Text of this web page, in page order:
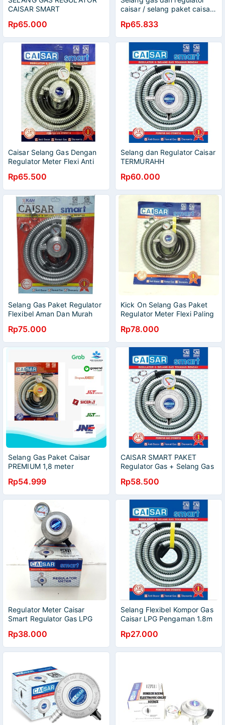
CAISAR SMART
Rp65.000
caisar / selang paket caisar /
Rp65.833
Caisar Selang Gas Dengan
Regulator Meter Flexi Anti
Rp65.500
Selang dan Regulator Caisar
TERMURAHH
Rp60.000
Selang Gas Paket Regulator
Flexibel Aman Dan Murah
Rp75.000
Kick On Selang Gas Paket
Regulator Meter Flexi Paling
Rp78.000
Selang Gas Paket Caisar
PREMIUM 1,8 meter
Rp54.999
CAISAR SMART PAKET
Regulator Gas + Selang Gas
Meter
Rp58.500
Regulator Meter Caisar
Smart Regulator Gas LPG
Rp38.000
Selang Flexibel Kompor Gas
Caisar LPG Pengaman 1.8m
Rp27.000